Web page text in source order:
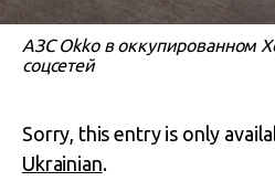
АЗС Okko в оккупированном
соцсетей
Sorry, this entry is only
Ukrainian.